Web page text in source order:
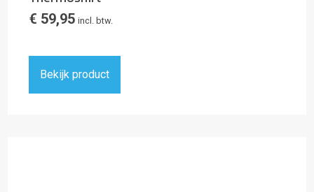
€ 59,95 incl. btw.
Bekijk product